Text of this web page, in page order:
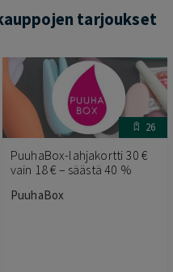
tarjoukset
26
PuuhaBox-lahjakortti 30 €
vain 18 € – säästä 40 %
PuuhaBox